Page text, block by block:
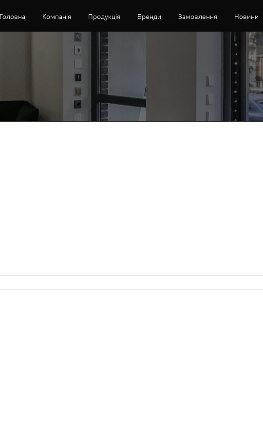
Головна Компанія Продукція Бренди Замовлення Новини